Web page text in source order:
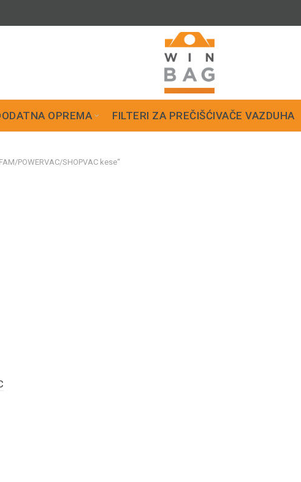
OPREMA FILTERI ZA PREČIŠĆIVAČE VAZDUHA
POWERVAC/SHOPVAC kese“